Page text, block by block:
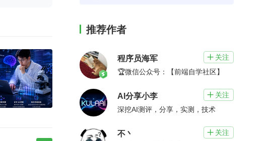
推荐作者
程序员海军  关注
🏆微信公众号：【前端自学社区】
AI分享小李  关注
深挖AI测评，分享，实测，技术
不丶  关注